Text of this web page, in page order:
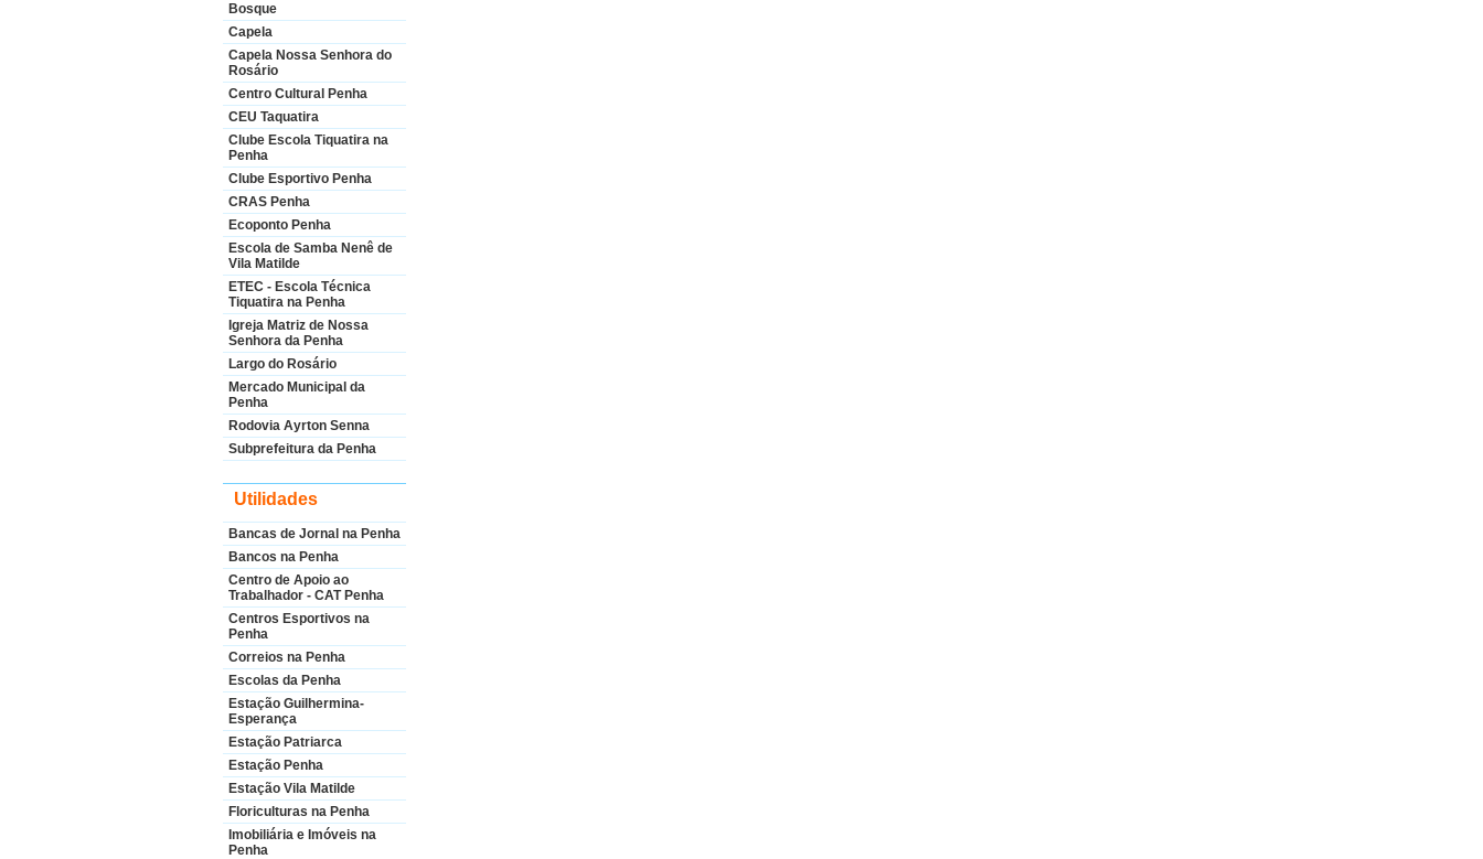
Bosque
Capela
Capela Nossa Senhora do
Rosário
Centro Cultural Penha
CEU Taquatira
Clube Escola Tiquatira na
Penha
Clube Esportivo Penha
CRAS Penha
Ecoponto Penha
Escola de Samba Nenê de
Vila Matilde
ETEC - Escola Técnica
Tiquatira na Penha
Igreja Matriz de Nossa
Senhora da Penha
Largo do Rosário
Mercado Municipal da
Penha
Rodovia Ayrton Senna
Subprefeitura da Penha
Utilidades
Bancas de Jornal na Penha
Bancos na Penha
Centro de Apoio ao
Trabalhador - CAT Penha
Centros Esportivos na
Penha
Correios na Penha
Escolas da Penha
Estação Guilhermina-
Esperança
Estação Patriarca
Estação Penha
Estação Vila Matilde
Floriculturas na Penha
Imobiliária e Imóveis na
Penha